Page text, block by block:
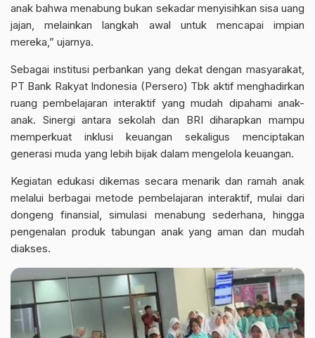
anak bahwa menabung bukan sekadar menyisihkan sisa uang
jajan, melainkan langkah awal untuk mencapai impian
mereka,” ujarnya.
Sebagai institusi perbankan yang dekat dengan masyarakat,
PT Bank Rakyat Indonesia (Persero) Tbk aktif menghadirkan
ruang pembelajaran interaktif yang mudah dipahami anak-
anak. Sinergi antara sekolah dan BRI diharapkan mampu
memperkuat inklusi keuangan sekaligus menciptakan
generasi muda yang lebih bijak dalam mengelola keuangan.
Kegiatan edukasi dikemas secara menarik dan ramah anak
melalui berbagai metode pembelajaran interaktif, mulai dari
dongeng finansial, simulasi menabung sederhana, hingga
pengenalan produk tabungan anak yang aman dan mudah
diakses.